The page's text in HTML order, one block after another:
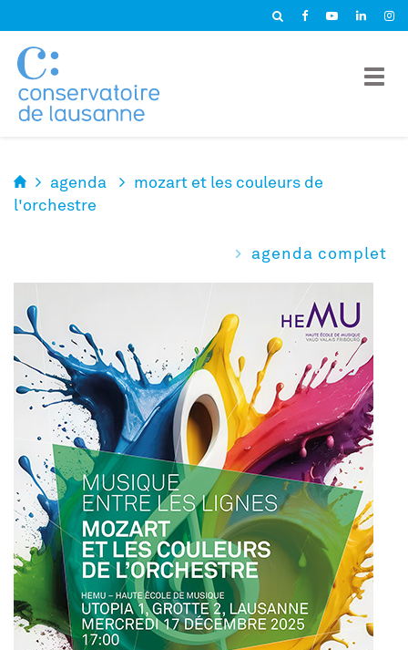
agenda
mozart et les couleurs de
l'orchestre
agenda complet